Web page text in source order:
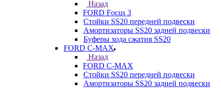
Назад
FORD Focus 3
Стойки SS20 передней подвески
Амортизаторы SS20 задней подвески
Буферы хода сжатия SS20
FORD С-MAX
Назад
FORD С-MAX
Стойки SS20 передней подвески
Амортизаторы SS20 задней подвески